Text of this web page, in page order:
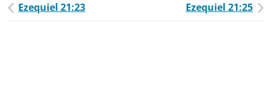
Ezequiel 21:23 Ezequiel 21:25